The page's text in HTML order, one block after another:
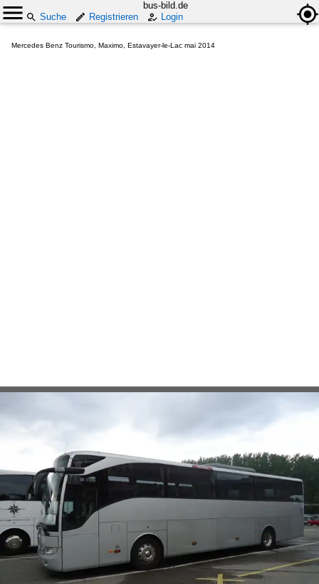
bus-bild.de
Suche
Registrieren Login
Mercedes Benz Tourismo, Maximo, Estavayer-le-Lac mai 2014